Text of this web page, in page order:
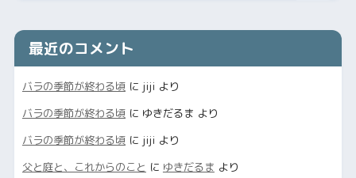
最近のコメント
バラの季節が終わる頃に jiji より
バラの季節が終わる頃に ゆきだるま より
バラの季節が終わる頃に jiji より
父と庭と、これからのこと に ゆきだるま より